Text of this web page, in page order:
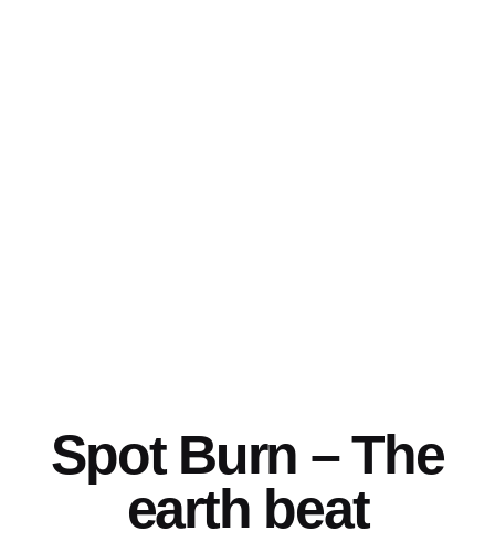
Spot Burn – The
earth beat